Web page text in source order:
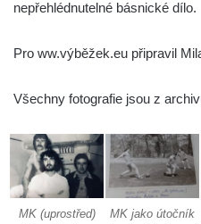
nepřehlédnutelné básnické dílo.
Pro ww.výběžek.eu připravil
Všechny fotografie jsou z
MK (uprostřed)
MK jako útočník